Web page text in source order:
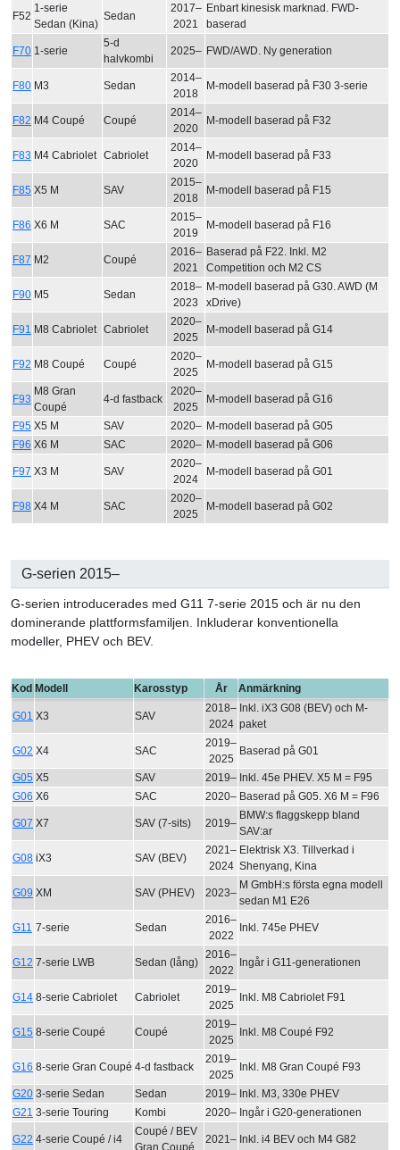
F52
1-serie
Sedan (Kina)
Sedan
2017–
2021
Enbart kinesisk marknad. FWD-
baserad
F70 1-serie
5-d
halvkombi
2025– FWD/AWD. Ny generation
F80 M3 Sedan
2014–
2018
M-modell baserad på F30 3-serie
F82 M4 Coupé Coupé
2014–
2020
M-modell baserad på F32
F83 M4 Cabriolet Cabriolet
2014–
2020
M-modell baserad på F33
F85 X5 M SAV
2015–
2018
M-modell baserad på F15
F86 X6 M SAC
2015–
2019
M-modell baserad på F16
F87 M2 Coupé
2016–
2021
Baserad på F22. Inkl. M2
Competition och M2 CS
F90 M5 Sedan
2018–
2023
M-modell baserad på G30. AWD (M
xDrive)
F91 M8 Cabriolet Cabriolet
2020–
2025
M-modell baserad på G14
F92 M8 Coupé Coupé
2020–
2025
M-modell baserad på G15
F93
M8 Gran
Coupé
4-d fastback
2020–
2025
M-modell baserad på G16
F95 X5 M SAV 2020– M-modell baserad på G05
F96 X6 M SAC 2020– M-modell baserad på G06
F97 X3 M SAV
2020–
2024
M-modell baserad på G01
F98 X4 M SAC
2020–
2025
M-modell baserad på G02
G-serien 2015–
G-serien introducerades med G11 7-serie 2015 och är nu den
dominerande plattformsfamiljen. Inkluderar konventionella
modeller, PHEV och BEV.
Kod Modell Karosstyp År Anmärkning
G01 X3 SAV
2018–
2024
Inkl. iX3 G08 (BEV) och M-
paket
G02 X4 SAC
2019–
2025
Baserad på G01
G05 X5 SAV 2019– Inkl. 45e PHEV. X5 M = F95
G06 X6 SAC 2020– Baserad på G05. X6 M = F96
G07 X7 SAV (7-sits) 2019–
BMW:s flaggskepp bland
SAV:ar
G08 iX3 SAV (BEV)
2021–
2024
Elektrisk X3. Tillverkad i
Shenyang, Kina
G09 XM SAV (PHEV) 2023–
M GmbH:s första egna modell
sedan M1 E26
G11 7-serie Sedan
2016–
2022
Inkl. 745e PHEV
G12 7-serie LWB Sedan (lång)
2016–
2022
Ingår i G11-generationen
G14 8-serie Cabriolet Cabriolet
2019–
2025
Inkl. M8 Cabriolet F91
G15 8-serie Coupé Coupé
2019–
2025
Inkl. M8 Coupé F92
G16 8-serie Gran Coupé 4-d fastback
2019–
2025
Inkl. M8 Gran Coupé F93
G20 3-serie Sedan Sedan 2019– Inkl. M3, 330e PHEV
G21 3-serie Touring Kombi 2020– Ingår i G20-generationen
G22 4-serie Coupé / i4
Coupé / BEV
Gran Coupé
2021– Inkl. i4 BEV och M4 G82